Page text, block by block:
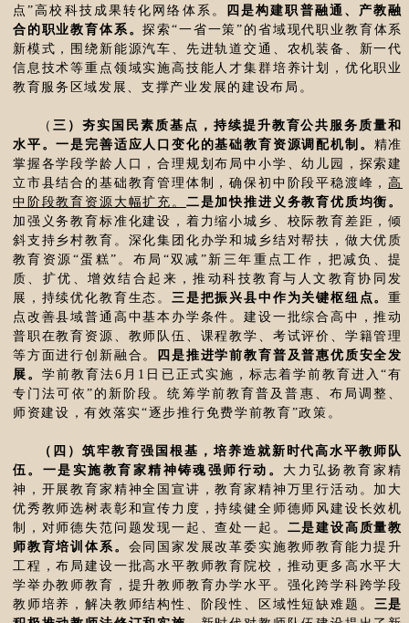
点”高校科技成果转化网络体系。
四是构建职普融通、产教融
合的职业教育体系。探索“一省一策”的省域现代职业教育体系
新模式，围绕新能源汽车、先进轨道交通、农机装备、新一代
信息技术等重点领域实施高技能人才集群培养计划，优化职业
教育服务区域发展、支撑产业发展的建设布局。
（ 三）夯实国民素质基点，持续提升教育公共服务质量和
水平。一是完善适应人口变化的基础教育资源调配机制。 精准
掌握各学段学龄人口，合理规划布局中小学、幼儿园，探索建
立市县结合的基础教育管理体制，确保初中阶段平稳渡峰，高
中阶段教育资源大幅扩充。 二是加快推进义务教育优质均衡。
加强义务教育标准化建设，着力缩小城乡、校际教育差距，倾
斜支持乡村教育。深化集团化办学和城乡结对帮扶，做大优质
教育资源“蛋糕”。布局“双减”新三年重点工作，把减负、提
质、扩优、增效结合起来，推动科技教育与人文教育协同发
展，持续优化教育生态。三是把振兴县中作为关键枢纽点。重
点改善县域普通高中基本办学条件。建设一批综合高中，推动
普职在教育资源、教师队伍、课程教学、考试评价、学籍管理
等方面进行创新融合。
四是推进学前教育普及普惠优质安全发
展。学前教育法6月1日已正式实施，标志着学前教育进入“有
专门法可依”的新阶段。统筹学前教育普及普惠、布局调整、
师资建设，有效落实“逐步推行免费学前教育”政策。
（四）筑牢教育强国根基，培养造就新时代高水平教师队
伍。一是实施教育家精神铸魂强师行动。 大力弘扬教育家精
神，开展教育家精神全国宣讲，教育家精神万里行活动。加大
优秀教师选树表彰和宣传力度，持续健全师德师风建设长效机
制，对师德失范问题发现一起、查处一起。 二是建设高质量教
师教育培训体系。 会同国家发展改革委实施教师教育能力提升
工程，布局建设一批高水平教师教育院校，推动更多高水平大
学举办教师教育，提升教师教育办学水平。强化跨学科跨学段
教师培养，解决教师结构性、阶段性、区域性短缺难题。 三是